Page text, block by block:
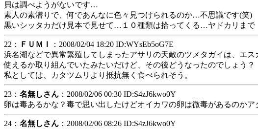
貝は調べようがないです…
素人の素潜りで、何であんなに色々見つけられるのか…不思議です(笑)
黒いシッタカだけ見本で見せて…１０種類は拾ってくる…ヤドカリまで
22： ＦＵＭＩ
：2008/02/04 18:20 ID:WYsEb5oG7E
浜名湖などで異常繁殖してしまったアサリの天敵のツメタガイは、エス
使えるか取り組んでいたみたいだけど、その後どうなったのでしょう？
私としては、カタツムリより抵抗無く食べられそう。
23： 名無しさん ：2008/02/06 00:30 ID:S4zJ6kwo0Y
卵は毒あるかな？毒で思い出したけどオイカワの卵は微毒があるのかア
24： 名無しさん ：2008/02/06 08:26 ID:S4zJ6kwo0Y